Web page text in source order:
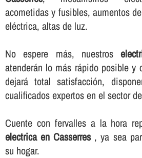
acometidas y fusibles, aumentos
eléctrica, altas de luz.
No espere más, nuestros
atenderán lo más rápido posible y
dejará total satisfacción,
cualificados expertos en el sector
Cuente con fervalles a la hora
electrica en Casserres, ya sea
su hogar.